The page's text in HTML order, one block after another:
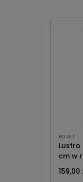
BD art
Lustro
cm w ramie kolor dąb do
B.D. Art
159,00